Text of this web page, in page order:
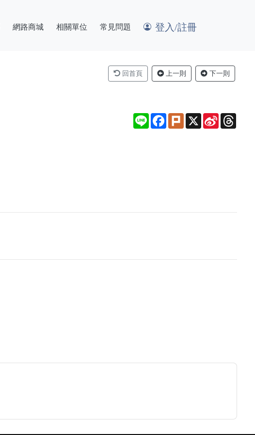
網路商城 相關單位 常見問題 登入/註冊
回首頁 上一則 下一則
Line Facebook
Plurk X
Sina
Weibo